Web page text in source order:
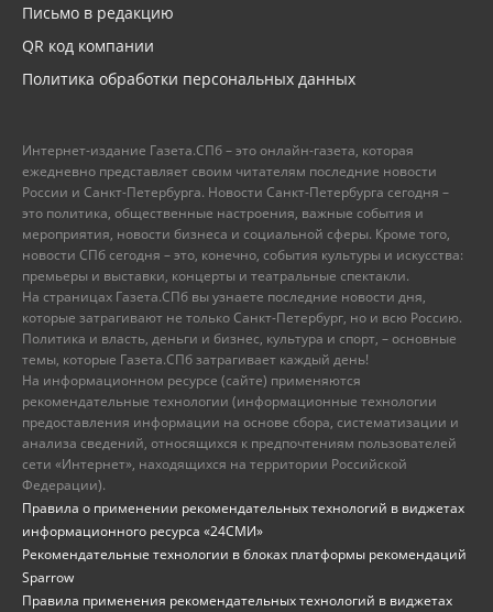
Письмо в редакцию
QR код компании
Политика обработки персональных данных
Интернет-издание Газета.СПб – это онлайн-газета, которая
ежедневно представляет своим читателям последние новости
России и Санкт-Петербурга. Новости Санкт-Петербурга сегодня –
это политика, общественные настроения, важные события и
мероприятия, новости бизнеса и социальной сферы. Кроме того,
новости СПб сегодня – это, конечно, события культуры и искусства:
премьеры и выставки, концерты и театральные спектакли.
На страницах Газета.СПб вы узнаете последние новости дня,
которые затрагивают не только Санкт-Петербург, но и всю Россию.
Политика и власть, деньги и бизнес, культура и спорт, – основные
темы, которые Газета.СПб затрагивает каждый день!
На информационном ресурсе (сайте) применяются
рекомендательные технологии (информационные технологии
предоставления информации на основе сбора, систематизации и
анализа сведений, относящихся к предпочтениям пользователей
сети «Интернет», находящихся на территории Российской
Федерации).
Правила о применении рекомендательных технологий в виджетах
информационного ресурса «24СМИ»
Рекомендательные технологии в блоках платформы рекомендаций
Sparrow
Правила применения рекомендательных технологий в виджетах